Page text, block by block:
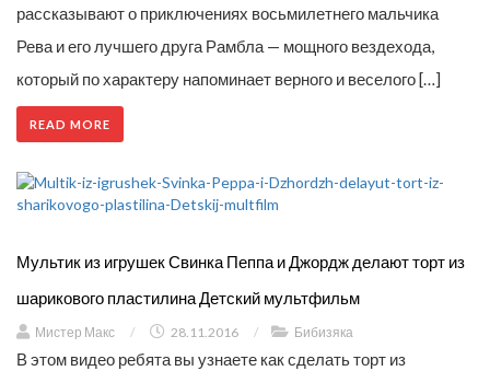
рассказывают о приключениях восьмилетнего мальчика
Рева и его лучшего друга Рамбла — мощного вездехода,
который по характеру напоминает верного и веселого […]
READ MORE
Мультик из игрушек Свинка Пеппа и Джордж делают торт из
шарикового пластилина Детский мультфильм
Мистер Макс / 28.11.2016 / Бибизяка
В этом видео ребята вы узнаете как сделать торт из